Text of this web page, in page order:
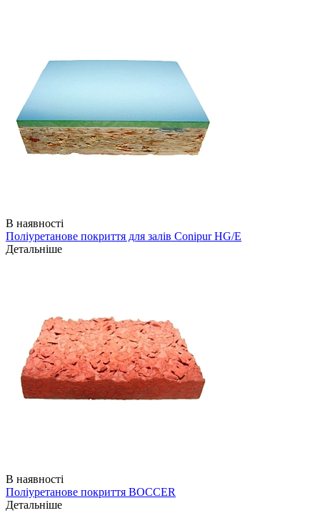
В наявності
Поліуретанове покриття для залів Conipur HG/Е
Детальніше
В наявності
Поліуретанове покриття BOCCER
Детальніше